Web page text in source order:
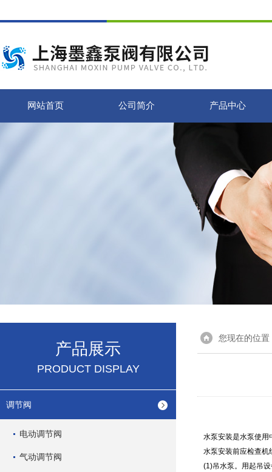
网站首页 公司简介 产品中心
产品展示
PRODUCT DISPLAY
调节阀
电动调节阀
气动调节阀
您现在的位置
水泵安装是水泵使用
水泵安装前应检查机
(1)吊水泵。用起吊